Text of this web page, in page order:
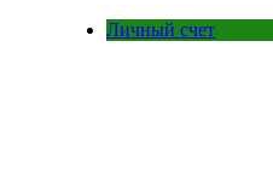
Личный счет